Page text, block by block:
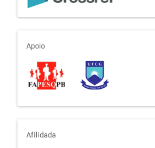
apoio
Apoio
afiliada
Afilidada